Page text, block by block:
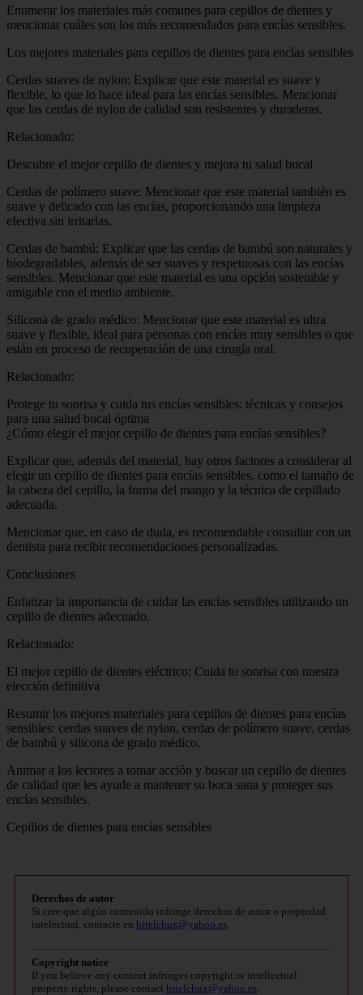
Enumerar los materiales más comunes para cepillos de dientes y
mencionar cuáles son los más recomendados para encías sensibles.
Los mejores materiales para cepillos de dientes para encías sensibles
Cerdas suaves de nylon: Explicar que este material es suave y
flexible, lo que lo hace ideal para las encías sensibles. Mencionar
que las cerdas de nylon de calidad son resistentes y duraderas.
Relacionado:
Descubre el mejor cepillo de dientes y mejora tu salud bucal
Cerdas de polímero suave: Mencionar que este material también es
suave y delicado con las encías, proporcionando una limpieza
efectiva sin irritarlas.
Cerdas de bambú: Explicar que las cerdas de bambú son naturales y
biodegradables, además de ser suaves y respetuosas con las encías
sensibles. Mencionar que este material es una opción sostenible y
amigable con el medio ambiente.
Silicona de grado médico: Mencionar que este material es ultra
suave y flexible, ideal para personas con encías muy sensibles o que
están en proceso de recuperación de una cirugía oral.
Relacionado:
Protege tu sonrisa y cuida tus encías sensibles: técnicas y consejos
para una salud bucal óptima
¿Cómo elegir el mejor cepillo de dientes para encías sensibles?
Explicar que, además del material, hay otros factores a considerar al
elegir un cepillo de dientes para encías sensibles, como el tamaño de
la cabeza del cepillo, la forma del mango y la técnica de cepillado
adecuada.
Mencionar que, en caso de duda, es recomendable consultar con un
dentista para recibir recomendaciones personalizadas.
Conclusiones
Enfatizar la importancia de cuidar las encías sensibles utilizando un
cepillo de dientes adecuado.
Relacionado:
El mejor cepillo de dientes eléctrico: Cuida tu sonrisa con nuestra
elección definitiva
Resumir los mejores materiales para cepillos de dientes para encías
sensibles: cerdas suaves de nylon, cerdas de polímero suave, cerdas
de bambú y silicona de grado médico.
Animar a los lectores a tomar acción y buscar un cepillo de dientes
de calidad que les ayude a mantener su boca sana y proteger sus
encías sensibles.
Cepillos de dientes para encías sensibles
Derechos de autor
Si cree que algún contenido infringe derechos de autor o propiedad
intelectual, contacte en bitelchux@yahoo.es
Copyright notice
If you believe any content infringes copyright or intellectual
property rights, please contact bitelchux@yahoo.es